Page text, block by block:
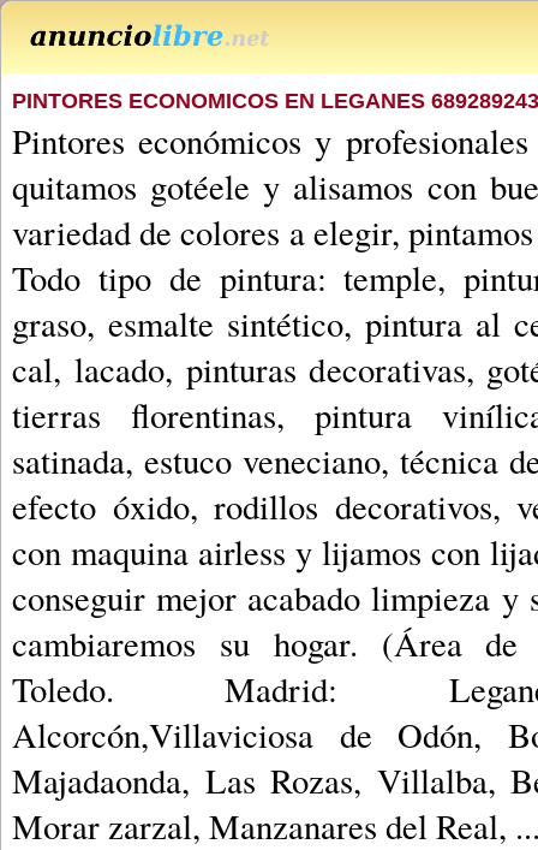
PINTORES ECONOMICOS EN LEGANES
Pintores económicos y
quitamos gotéele y alisamos con
variedad de colores a elegir,
Todo tipo de pintura: temple,
graso, esmalte sintético, pintura al
cal, lacado, pinturas decorativas,
tierras florentinas, pintura
satinada, estuco veneciano, técnica
efecto óxido, rodillos decorativos,
con maquina airless y lijamos con
conseguir mejor acabado limpieza y
cambiaremos su hogar. (Área
Toledo. Madrid:
Alcorcón,Villaviciosa de Odón,
Majadaonda, Las Rozas, Villalba,
Morar zarzal, Manzanares del Real,